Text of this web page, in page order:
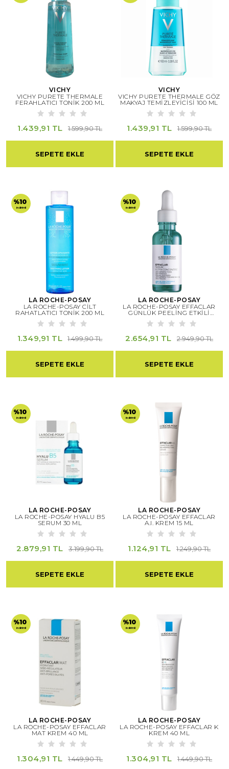
VICHY
VICHY PURETE THERMALE
FERAHLATICI TONİK 200 ML
1.439,91 TL 1.599,90 TL
SEPETE EKLE
VICHY
VICHY PURETE THERMALE GÖZ
MAKYAJ TEMİZLEYİCİSİ 100 ML
1.439,91 TL 1.599,90 TL
SEPETE EKLE
%10
indirimli
LA ROCHE-POSAY
LA ROCHE-POSAY CİLT
RAHATLATICI TONİK 200 ML
1.349,91 TL 1.499,90 TL
SEPETE EKLE
%10
indirimli
LA ROCHE-POSAY
LA ROCHE-POSAY EFFACLAR
GÜNLÜK PEELİNG ETKİLİ
SERUM 30 ML
2.654,91 TL 2.949,90 TL
SEPETE EKLE
%10
indirimli
LA ROCHE-POSAY
LA ROCHE-POSAY HYALU B5
SERUM 30 ML
2.879,91 TL 3.199,90 TL
SEPETE EKLE
%10
indirimli
LA ROCHE-POSAY
LA ROCHE-POSAY EFFACLAR
A.I. KREM 15 ML
1.124,91 TL 1.249,90 TL
SEPETE EKLE
%10
indirimli
LA ROCHE-POSAY
LA ROCHE-POSAY EFFACLAR
MAT KREM 40 ML
1.304,91 TL 1.449,90 TL
%10
indirimli
LA ROCHE-POSAY
LA ROCHE-POSAY EFFACLAR K
KREM 40 ML
1.304,91 TL 1.449,90 TL